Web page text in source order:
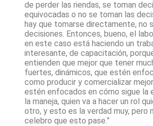
de perder las riendas, se toman
equivocadas o no se toman las
hay que tomarse directamente, no
decisiones. Entonces, bueno, el
en este caso está haciendo un
interesante, de capacitación,
entienden que mejor que tener
fuertes, dinámicos, que estén
como producir y comercializar
estén enfocados en cómo sigue la
la maneja, quien va a hacer un rol
otro, y esto es la verdad muy, pero
celebro que esto pase.”